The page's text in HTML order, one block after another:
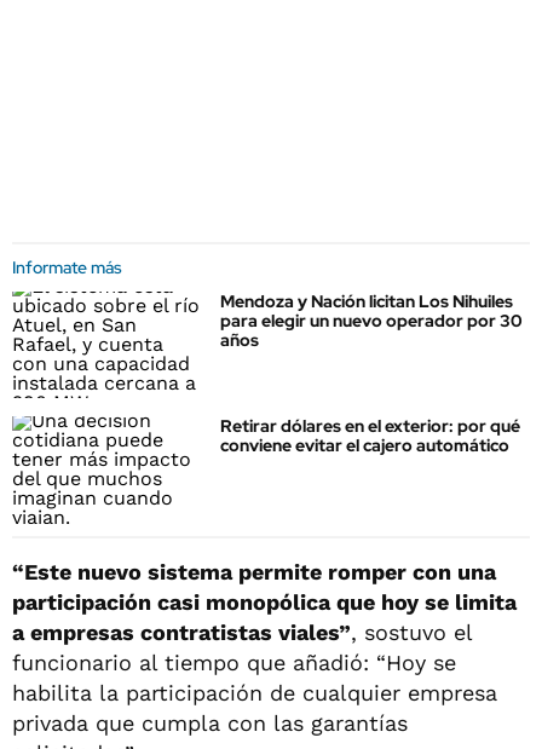
Informate más
Mendoza y Nación licitan Los Nihuiles
para elegir un nuevo operador por 30
años
Retirar dólares en el exterior: por qué
conviene evitar el cajero automático
“Este nuevo sistema permite romper con una
participación casi monopólica que hoy se limita
a empresas contratistas viales”, sostuvo el
funcionario al tiempo que añadió: “Hoy se
habilita la participación de cualquier empresa
privada que cumpla con las garantías